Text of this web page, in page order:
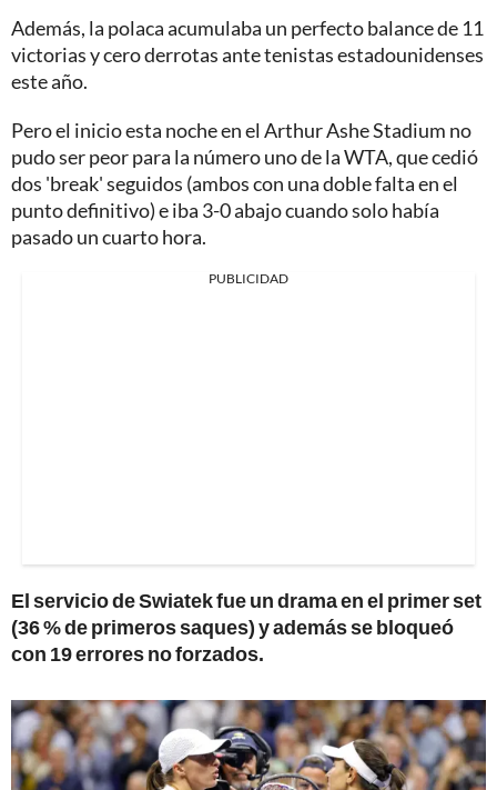
Además, la polaca acumulaba un perfecto balance de 11
victorias y cero derrotas ante tenistas estadounidenses
este año.
Pero el inicio esta noche en el Arthur Ashe Stadium no
pudo ser peor para la número uno de la WTA, que cedió
dos 'break' seguidos (ambos con una doble falta en el
punto definitivo) e iba 3-0 abajo cuando solo había
pasado un cuarto hora.
PUBLICIDAD
El servicio de Swiatek fue un drama en el primer set
(36 % de primeros saques) y además se bloqueó
con 19 errores no forzados.